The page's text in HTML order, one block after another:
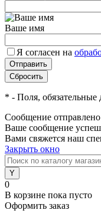
Ваше имя
Я согласен на
* - Поля, обязательные
Сообщение отправлено
Ваше сообщение
Вами свяжется наш
Закрыть окно
0
В корзине пока пусто
Оформить заказ